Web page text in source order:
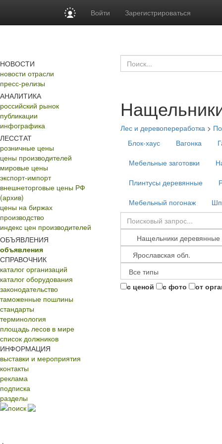
Войти Зарегистрироваться
НОВОСТИ
новости отрасли
пресс-релизы
АНАЛИТИКА
российский рынок
публикации
инфографика
ЛЕССТАТ
розничные цены
цены производителей
мировые цены
экспорт-импорт
внешнеторговые цены РФ
(архив)
цены на биржах
производство
индекс цен производителей
ОБЪЯВЛЕНИЯ
объявления
СПРАВОЧНИК
каталог организаций
каталог оборудования
законодательство
таможенные пошлины
стандарты
терминология
площадь лесов в мире
список должников
ИНФОРМАЦИЯ
выставки и мероприятия
контакты
реклама
подписка
разделы
поиск
Лес и деревопереработка >
Блок-хаус
Вагонка
Мебельные заготовки
Плинтусы деревянные
Мебельный погонаж
с ценой с фото от